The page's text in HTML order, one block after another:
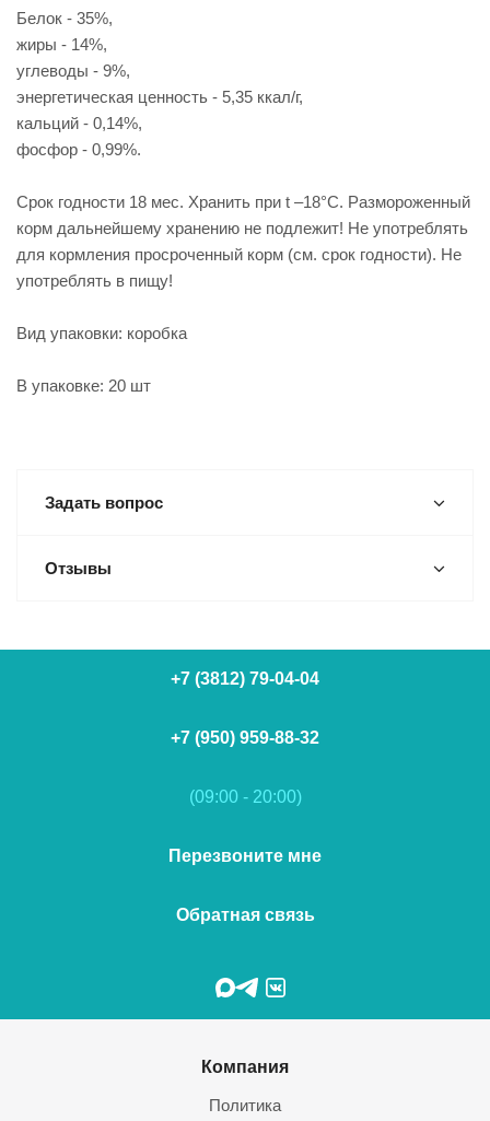
Белок - 35%,
жиры - 14%,
углеводы - 9%,
энергетическая ценность - 5,35 ккал/г,
кальций - 0,14%,
фосфор - 0,99%.
Срок годности 18 мес. Хранить при t –18°С. Размороженный
корм дальнейшему хранению не подлежит! Не употреблять
для кормления просроченный корм (см. срок годности). Не
употреблять в пищу!
Вид упаковки: коробка
В упаковке: 20 шт
Задать вопрос
Отзывы
+7 (3812) 79-04-04
+7 (950) 959-88-32
(09:00 - 20:00)
Перезвоните мне
Обратная связь
Компания
Политика